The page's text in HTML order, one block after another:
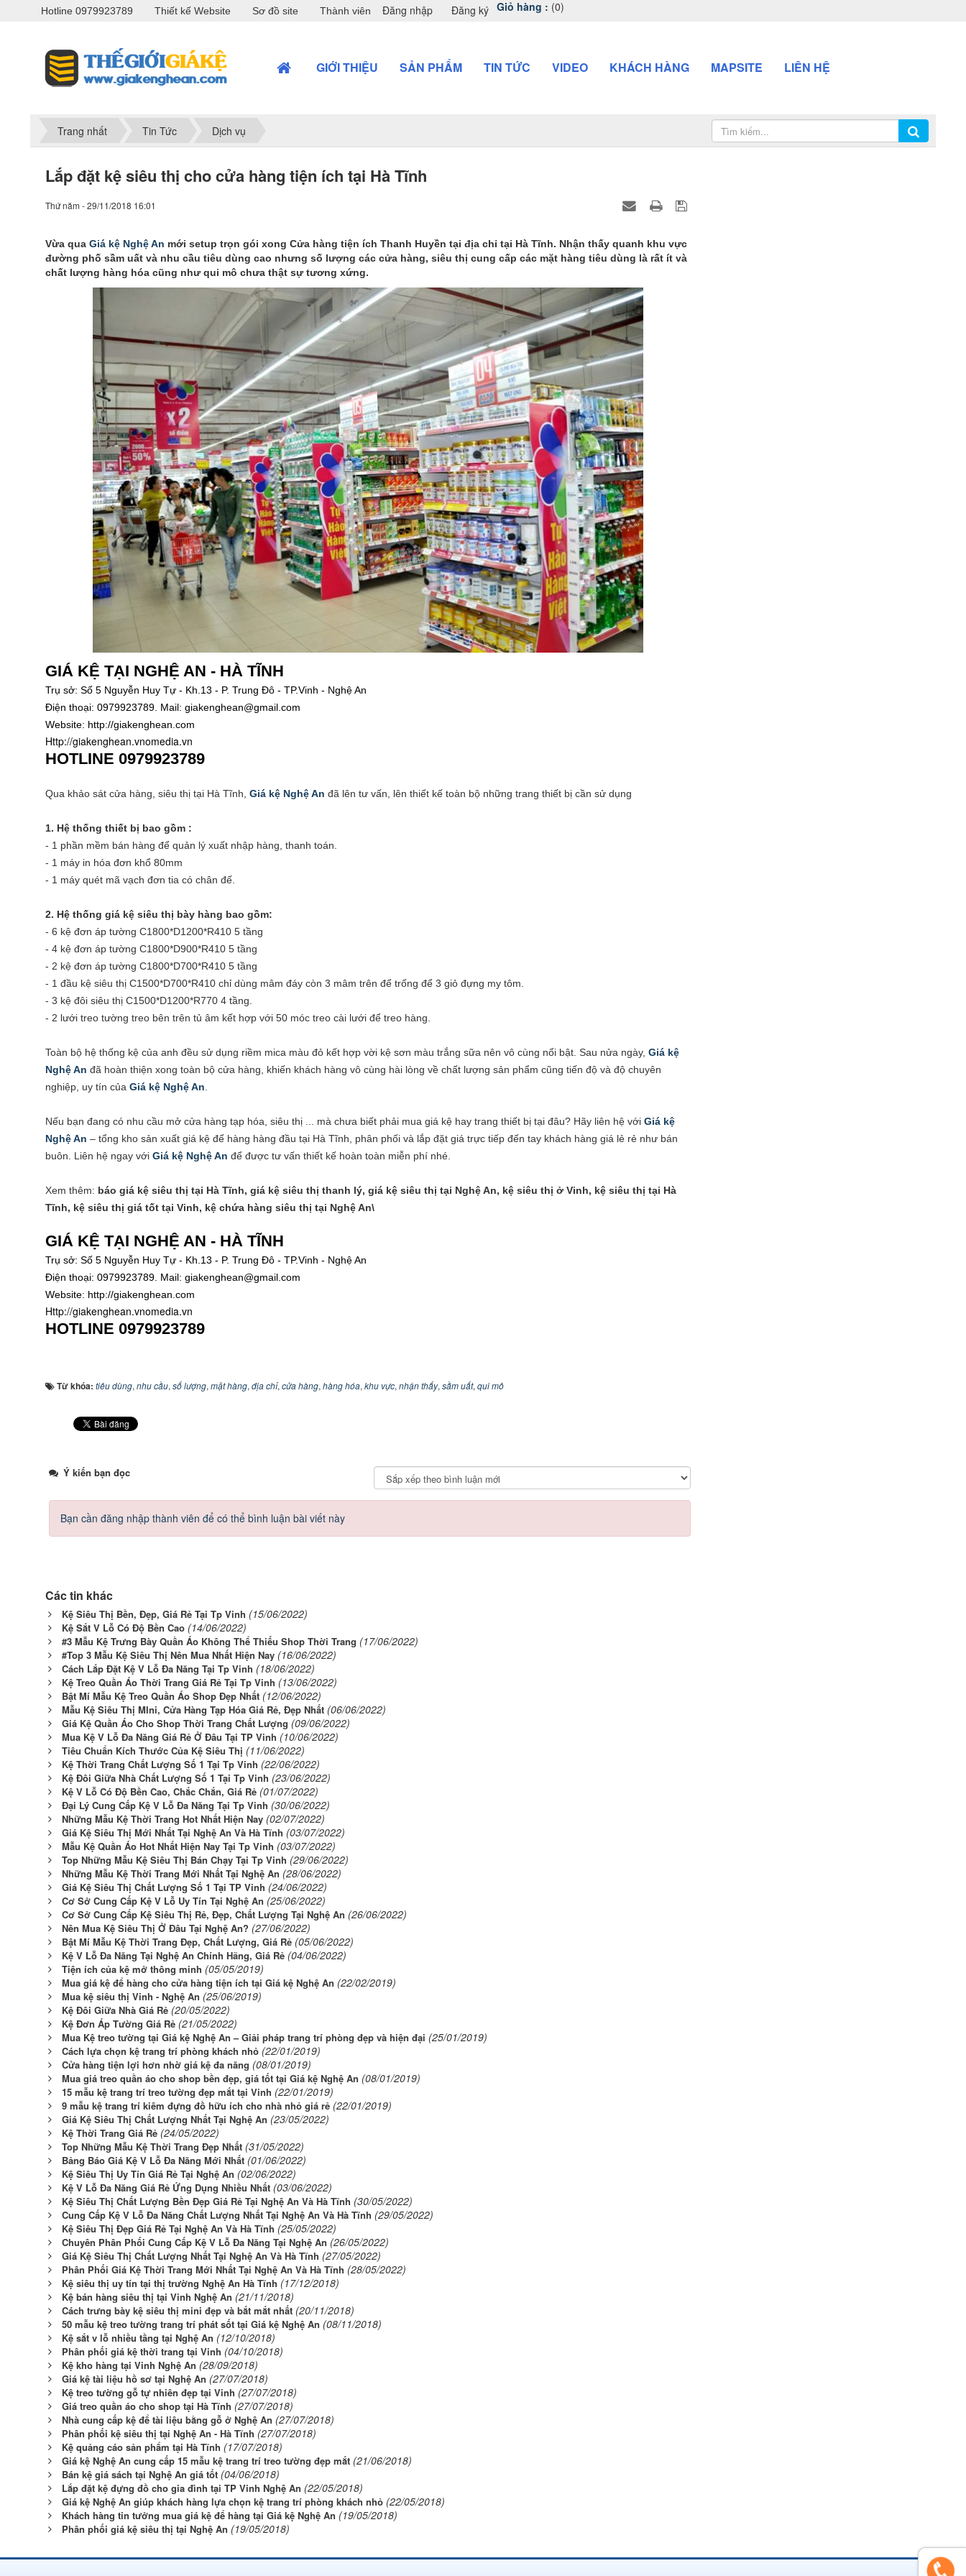
Hotline 0979923789 Thiết kế Website Sơ đồ site Thành viên Đăng nhập Đăng ký Giỏ hàng : (0)
GIỚI THIỆU SẢN PHẨM TIN TỨC VIDEO KHÁCH HÀNG MAPSITE LIÊN HỆ
Trang nhất Tin Tức Dịch vụ
Lắp đặt kệ siêu thị cho cửa hàng tiện ích tại Hà Tĩnh
Thứ năm - 29/11/2018 16:01
Vừa qua Giá kệ Nghệ An mới setup trọn gói xong Cửa hàng tiện ích Thanh Huyền tại địa chỉ tại Hà Tĩnh. Nhận thấy quanh khu vực
đường phố sầm uất và nhu cầu tiêu dùng cao nhưng số lượng các cửa hàng, siêu thị cung cấp các mặt hàng tiêu dùng là rất ít và
chất lượng hàng hóa cũng như qui mô chưa thật sự tương xứng.
GIÁ KỆ TẠI NGHỆ AN - HÀ TĨNH
Trụ sở: Số 5 Nguyễn Huy Tự - Kh.13 - P. Trung Đô - TP.Vinh - Nghệ An
Điện thoại: 0979923789. Mail: giakenghean@gmail.com
Website: http://giakenghean.com
Http://giakenghean.vnomedia.vn
HOTLINE 0979923789
Qua khảo sát cửa hàng, siêu thị tại Hà Tĩnh, Giá kệ Nghệ An đã lên tư vấn, lên thiết kế toàn bộ những trang thiết bị cần sử dụng
1. Hệ thống thiết bị bao gồm :
- 1 phần mềm bán hàng để quản lý xuất nhập hàng, thanh toán.
- 1 máy in hóa đơn khổ 80mm
- 1 máy quét mã vạch đơn tia có chân đế.
2. Hệ thống giá kệ siêu thị bày hàng bao gồm:
- 6 kệ đơn áp tường C1800*D1200*R410 5 tầng
- 4 kệ đơn áp tường C1800*D900*R410 5 tầng
- 2 kệ đơn áp tường C1800*D700*R410 5 tầng
- 1 đầu kệ siêu thị C1500*D700*R410 chỉ dùng mâm đáy còn 3 mâm trên để trống để 3 giỏ đựng my tôm.
- 3 kệ đôi siêu thị C1500*D1200*R770 4 tầng.
- 2 lưới treo tường treo bên trên tủ âm kết hợp với 50 móc treo cài lưới để treo hàng.
Toàn bộ hệ thống kệ của anh đều sử dụng riềm mica màu đỏ kết hợp vời kệ sơn màu trắng sữa nên vô cùng nổi bật. Sau nửa ngày, Giá kệ
Nghệ An đã hoàn thiện xong toàn bộ cửa hàng, khiến khách hàng vô cùng hài lòng về chất lượng sản phẩm cũng tiến độ và độ chuyên
nghiệp, uy tín của Giá kệ Nghệ An.
Nếu bạn đang có nhu cầu mở cửa hàng tạp hóa, siêu thị ... mà chưa biết phải mua giá kệ hay trang thiết bị tại đâu? Hãy liên hệ với Giá kệ
Nghệ An – tổng kho sản xuất giá kệ để hàng hàng đầu tại Hà Tĩnh, phân phối và lắp đặt giá trực tiếp đến tay khách hàng giá lẻ rẻ như bán
buôn. Liên hệ ngay với Giá kệ Nghệ An để được tư vấn thiết kế hoàn toàn miễn phí nhé.
Xem thêm: báo giá kệ siêu thị tại Hà Tĩnh, giá kệ siêu thị thanh lý, giá kệ siêu thị tại Nghệ An, kệ siêu thị ở Vinh, kệ siêu thị tại Hà
Tĩnh, kệ siêu thị giá tốt tại Vinh, kệ chứa hàng siêu thị tại Nghệ An\
GIÁ KỆ TẠI NGHỆ AN - HÀ TĨNH
Trụ sở: Số 5 Nguyễn Huy Tự - Kh.13 - P. Trung Đô - TP.Vinh - Nghệ An
Điện thoại: 0979923789. Mail: giakenghean@gmail.com
Website: http://giakenghean.com
Http://giakenghean.vnomedia.vn
HOTLINE 0979923789
Từ khóa: tiêu dùng, nhu cầu, số lượng, mặt hàng, địa chỉ, cửa hàng, hàng hóa, khu vực, nhận thấy, sầm uất, qui mô
Ý kiến bạn đọc
Bạn cần đăng nhập thành viên để có thể bình luận bài viết này
Các tin khác
Kệ Siêu Thị Bền, Đẹp, Giá Rẻ Tại Tp Vinh (15/06/2022)
Kệ Sắt V Lỗ Có Độ Bền Cao (14/06/2022)
#3 Mẫu Kệ Trưng Bày Quần Áo Không Thể Thiếu Shop Thời Trang (17/06/2022)
#Top 3 Mẫu Kệ Siêu Thị Nên Mua Nhất Hiện Nay (16/06/2022)
Cách Lắp Đặt Kệ V Lỗ Đa Năng Tại Tp Vinh (18/06/2022)
Kệ Treo Quần Áo Thời Trang Giá Rẻ Tại Tp Vinh (13/06/2022)
Bật Mí Mẫu Kệ Treo Quần Áo Shop Đẹp Nhất (12/06/2022)
Mẫu Kệ Siêu Thị MIni, Cửa Hàng Tạp Hóa Giá Rẻ, Đẹp Nhất (06/06/2022)
Giá Kệ Quần Áo Cho Shop Thời Trang Chất Lượng (09/06/2022)
Mua Kệ V Lỗ Đa Năng Giá Rẻ Ở Đâu Tại TP Vinh (10/06/2022)
Tiêu Chuẩn Kích Thước Của Kệ Siêu Thị (11/06/2022)
Kệ Thời Trang Chất Lượng Số 1 Tại Tp Vinh (22/06/2022)
Kệ Đôi Giữa Nhà Chất Lượng Số 1 Tại Tp Vinh (23/06/2022)
Kệ V Lỗ Có Độ Bền Cao, Chắc Chắn, Giá Rẻ (01/07/2022)
Đại Lý Cung Cấp Kệ V Lỗ Đa Năng Tại Tp Vinh (30/06/2022)
Những Mẫu Kệ Thời Trang Hot Nhất Hiện Nay (02/07/2022)
Giá Kệ Siêu Thị Mới Nhất Tại Nghệ An Và Hà Tĩnh (03/07/2022)
Mẫu Kệ Quần Áo Hot Nhất Hiện Nay Tại Tp Vinh (03/07/2022)
Top Những Mẫu Kệ Siêu Thị Bán Chạy Tại Tp Vinh (29/06/2022)
Những Mẫu Kệ Thời Trang Mới Nhất Tại Nghệ An (28/06/2022)
Giá Kệ Siêu Thị Chất Lượng Số 1 Tại TP Vinh (24/06/2022)
Cơ Sở Cung Cấp Kệ V Lỗ Uy Tín Tại Nghệ An (25/06/2022)
Cơ Sở Cung Cấp Kệ Siêu Thị Rẻ, Đẹp, Chất Lượng Tại Nghệ An (26/06/2022)
Nên Mua Kệ Siêu Thị Ở Đâu Tại Nghệ An? (27/06/2022)
Bật Mí Mẫu Kệ Thời Trang Đẹp, Chất Lượng, Giá Rẻ (05/06/2022)
Kệ V Lỗ Đa Năng Tại Nghệ An Chính Hãng, Giá Rẻ (04/06/2022)
Tiện ích của kệ mở thông minh (05/05/2019)
Mua giá kệ để hàng cho cửa hàng tiện ích tại Giá kệ Nghệ An (22/02/2019)
Mua kệ siêu thị Vinh - Nghệ An (25/06/2019)
Kệ Đôi Giữa Nhà Giá Rẻ (20/05/2022)
Kệ Đơn Áp Tường Giá Rẻ (21/05/2022)
Mua Kệ treo tường tại Giá kệ Nghệ An – Giải pháp trang trí phòng đẹp và hiện đại (25/01/2019)
Cách lựa chọn kệ trang trí phòng khách nhỏ (22/01/2019)
Cửa hàng tiện lợi hơn nhờ giá kệ đa năng (08/01/2019)
Mua giá treo quần áo cho shop bền đẹp, giá tốt tại Giá kệ Nghệ An (08/01/2019)
15 mẫu kệ trang trí treo tường đẹp mắt tại Vinh (22/01/2019)
9 mẫu kệ trang trí kiêm đựng đồ hữu ích cho nhà nhỏ giá rẻ (22/01/2019)
Giá Kệ Siêu Thị Chất Lượng Nhất Tại Nghệ An (23/05/2022)
Kệ Thời Trang Giá Rẻ (24/05/2022)
Top Những Mẫu Kệ Thời Trang Đẹp Nhất (31/05/2022)
Bảng Báo Giá Kệ V Lỗ Đa Năng Mới Nhất (01/06/2022)
Kệ Siêu Thị Uy Tín Giá Rẻ Tại Nghệ An (02/06/2022)
Kệ V Lỗ Đa Năng Giá Rẻ Ứng Dụng Nhiều Nhất (03/06/2022)
Kệ Siêu Thị Chất Lượng Bền Đẹp Giá Rẻ Tại Nghệ An Và Hà Tĩnh (30/05/2022)
Cung Cấp Kệ V Lỗ Đa Năng Chất Lượng Nhất Tại Nghệ An Và Hà Tĩnh (29/05/2022)
Kệ Siêu Thị Đẹp Giá Rẻ Tại Nghệ An Và Hà Tĩnh (25/05/2022)
Chuyên Phân Phối Cung Cấp Kệ V Lỗ Đa Năng Tại Nghệ An (26/05/2022)
Giá Kệ Siêu Thị Chất Lượng Nhất Tại Nghệ An Và Hà Tĩnh (27/05/2022)
Phân Phối Giá Kệ Thời Trang Mới Nhất Tại Nghệ An Và Hà Tĩnh (28/05/2022)
Kệ siêu thị uy tín tại thị trường Nghệ An Hà Tĩnh (17/12/2018)
Kệ bán hàng siêu thị tại Vinh Nghệ An (21/11/2018)
Cách trưng bày kệ siêu thị mini đẹp và bắt mắt nhất (20/11/2018)
50 mẫu kệ treo tường trang trí phát sốt tại Giá kệ Nghệ An (08/11/2018)
Kệ sắt v lỗ nhiều tầng tại Nghệ An (12/10/2018)
Phân phối giá kệ thời trang tại Vinh (04/10/2018)
Kệ kho hàng tại Vinh Nghệ An (28/09/2018)
Giá kệ tài liệu hồ sơ tại Nghệ An (27/07/2018)
Kệ treo tường gỗ tự nhiên đẹp tại Vinh (27/07/2018)
Giá treo quần áo cho shop tại Hà Tĩnh (27/07/2018)
Nhà cung cấp kệ để tài liệu bằng gỗ ở Nghệ An (27/07/2018)
Phân phối kệ siêu thị tại Nghệ An - Hà Tĩnh (27/07/2018)
Kệ quảng cáo sản phẩm tại Hà Tĩnh (17/07/2018)
Giá kệ Nghệ An cung cấp 15 mẫu kệ trang trí treo tường đẹp mắt (21/06/2018)
Bán kệ giá sách tại Nghệ An giá tốt (04/06/2018)
Lắp đặt kệ đựng đồ cho gia đình tại TP Vinh Nghệ An (22/05/2018)
Giá kệ Nghệ An giúp khách hàng lựa chọn kệ trang trí phòng khách nhỏ (22/05/2018)
Khách hàng tin tưởng mua giá kệ để hàng tại Giá kệ Nghệ An (19/05/2018)
Phân phối giá kệ siêu thị tại Nghệ An (19/05/2018)